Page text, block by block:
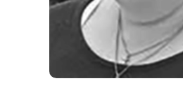
REGIONEN